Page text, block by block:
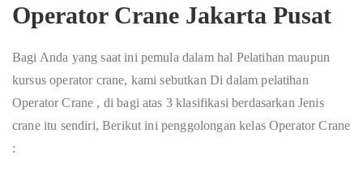
Operator Crane Jakarta Pusat
Bagi Anda yang saat ini pemula dalam hal Pelatihan maupun
kursus operator crane, kami sebutkan Di dalam pelatihan
Operator Crane , di bagi atas 3 klasifikasi berdasarkan Jenis
crane itu sendiri, Berikut ini penggolongan kelas Operator Crane
: